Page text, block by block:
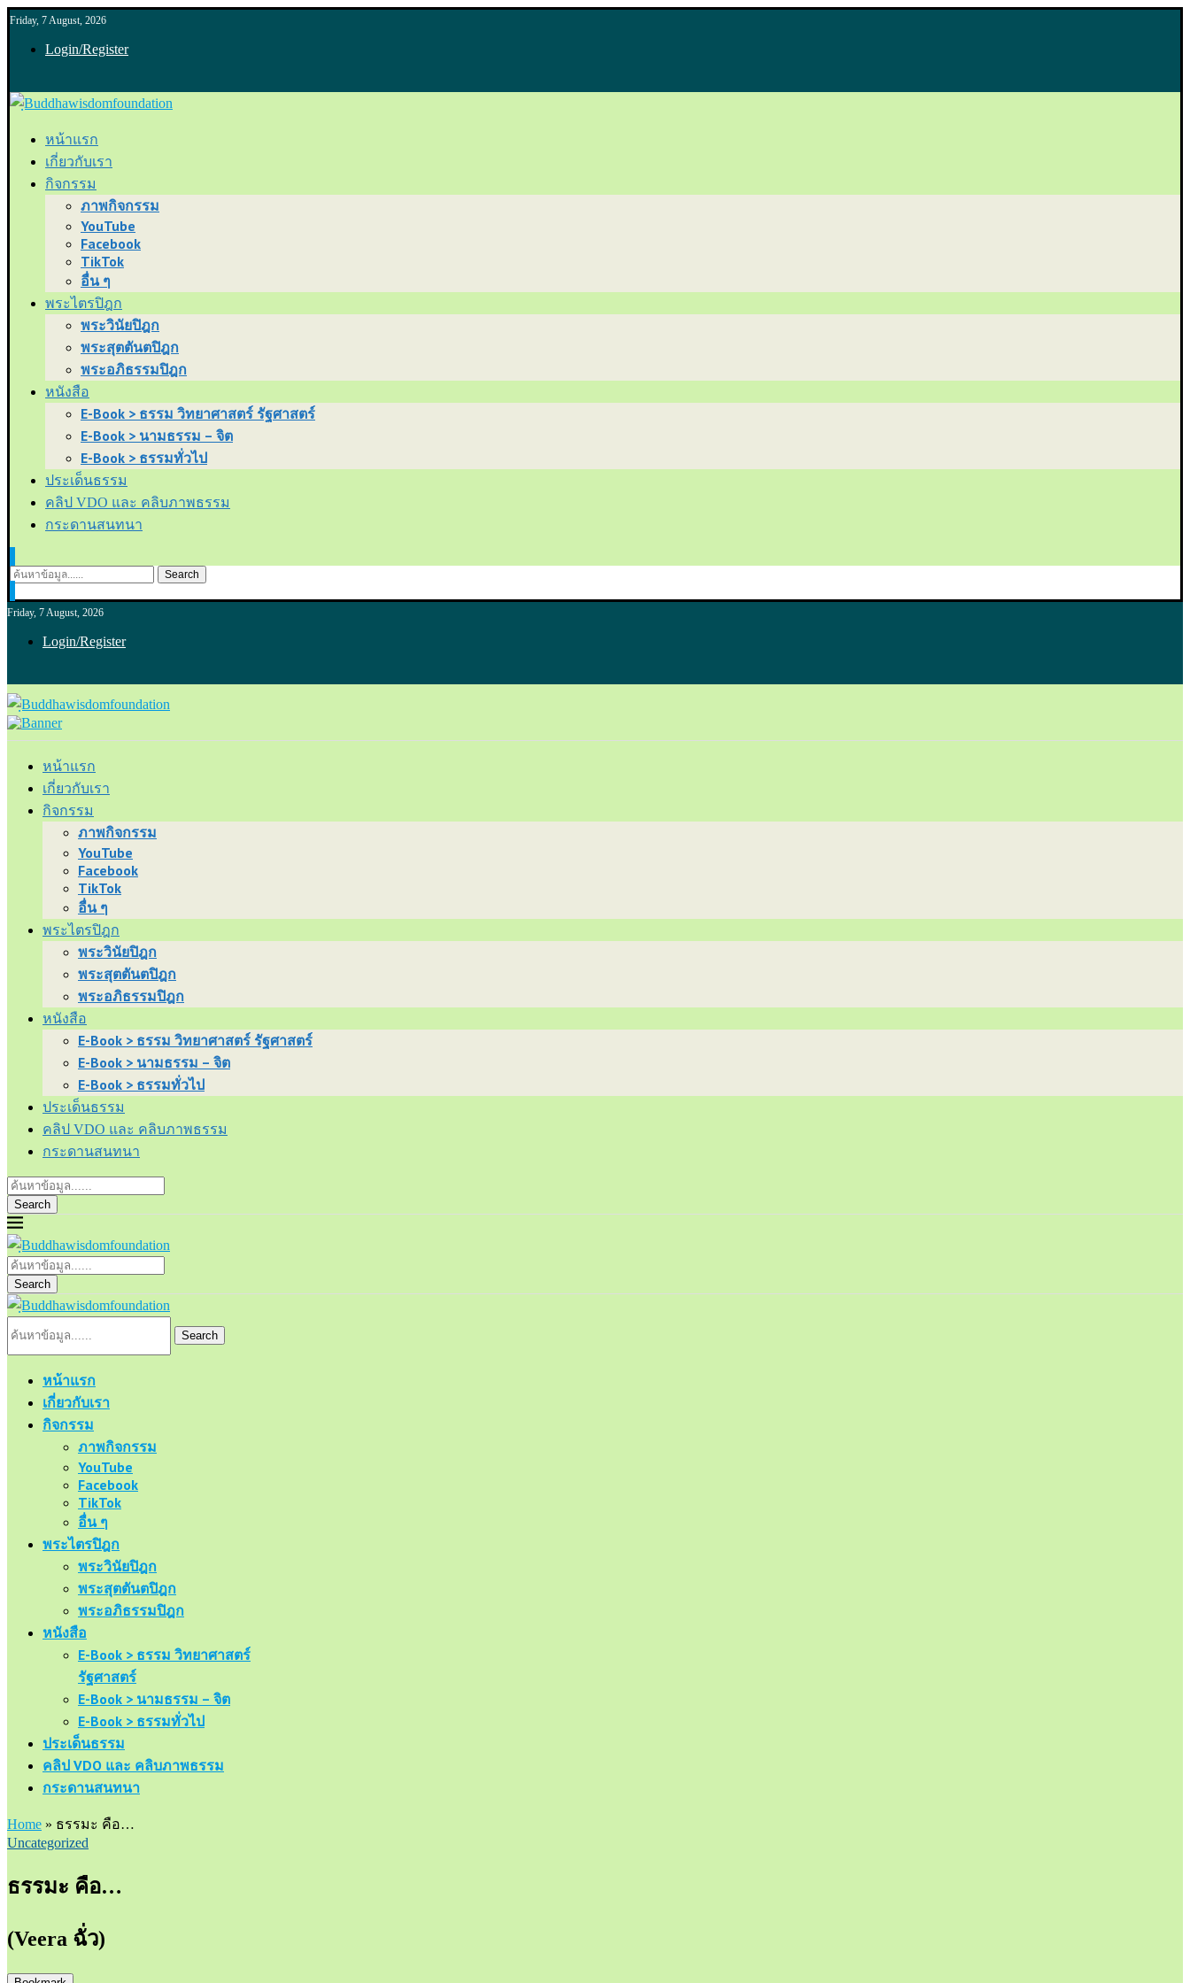
Friday, 7 August, 2026
Login/Register
หน้าแรก
เกี่ยวกับเรา
กิจกรรม
ภาพกิจกรรม
YouTube
Facebook
TikTok
อื่น ๆ
พระไตรปิฎก
พระวินัยปิฎก
พระสุตตันตปิฎก
พระอภิธรรมปิฎก
หนังสือ
E-Book > ธรรม วิทยาศาสตร์ รัฐศาสตร์
E-Book > นามธรรม – จิต
E-Book > ธรรมทั่วไป
ประเด็นธรรม
คลิป VDO และ คลิบภาพธรรม
กระดานสนทนา
Search
Friday, 7 August, 2026
Login/Register
หน้าแรก
เกี่ยวกับเรา
กิจกรรม
ภาพกิจกรรม
YouTube
Facebook
TikTok
อื่น ๆ
พระไตรปิฎก
พระวินัยปิฎก
พระสุตตันตปิฎก
พระอภิธรรมปิฎก
หนังสือ
E-Book > ธรรม วิทยาศาสตร์ รัฐศาสตร์
E-Book > นามธรรม – จิต
E-Book > ธรรมทั่วไป
ประเด็นธรรม
คลิป VDO และ คลิบภาพธรรม
กระดานสนทนา
Search
Search
Search
หน้าแรก
เกี่ยวกับเรา
กิจกรรม
ภาพกิจกรรม
YouTube
Facebook
TikTok
อื่น ๆ
พระไตรปิฎก
พระวินัยปิฎก
พระสุตตันตปิฎก
พระอภิธรรมปิฎก
หนังสือ
E-Book > ธรรม วิทยาศาสตร์
รัฐศาสตร์
E-Book > นามธรรม – จิต
E-Book > ธรรมทั่วไป
ประเด็นธรรม
คลิป VDO และ คลิบภาพธรรม
กระดานสนทนา
Home » ธรรมะ คือ…
Uncategorized
ธรรมะ คือ…
(Veera ฉั่ว)